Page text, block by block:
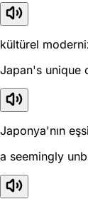
kültürel
Japan's unique
Japonya'nın
a seemingly